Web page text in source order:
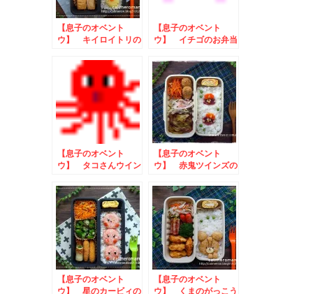
【息子のオベント
ウ】 キイロイトリの
【息子のオベント
ウ】 イチゴのお弁当
【息子のオベント
ウ】 タコさんウイン
【息子のオベント
ウ】 赤鬼ツインズの
ル クリスマス写真投
稿キャンペーン
【息子のオベント
ウ】 星のカービィの
【息子のオベント
ウ】 くまのがっこう